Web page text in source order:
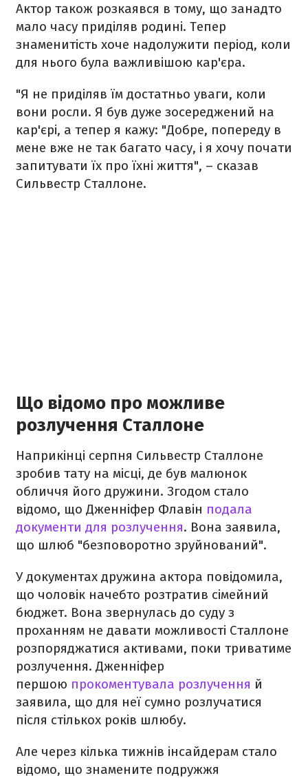
Актор також розкаявся в тому, що занадто
мало часу приділяв родині. Тепер
знаменитість хоче надолужити період, коли
для нього була важливішою кар'єра.
"Я не приділяв їм достатньо уваги, коли
вони росли. Я був дуже зосереджений на
кар'єрі, а тепер я кажу: "Добре, попереду в
мене вже не так багато часу, і я хочу почати
запитувати їх про їхні життя", – сказав
Сильвестр Сталлоне.
Що відомо про можливе
розлучення Сталлоне
Наприкінці серпня Сильвестр Сталлоне
зробив тату на місці, де був малюнок
обличчя його дружини. Згодом стало
відомо, що Дженніфер Флавін подала
документи для розлучення. Вона заявила,
що шлюб "безповоротно зруйнований".
У документах дружина актора повідомила,
що чоловік начебто розтратив сімейний
бюджет. Вона звернулась до суду з
проханням не давати можливості Сталлоне
розпоряджатися активами, поки триватиме
розлучення. Дженніфер
першою прокоментувала розлучення й
заявила, що для неї сумно розлучатися
після стількох років шлюбу.
Але через кілька тижнів інсайдерам стало
відомо, що знамените подружжя